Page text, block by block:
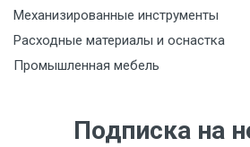
Материал
Подгруппа товара
Механизированные инструменты
Расходные материалы и оснастка
Промышленная мебель
Подписка на